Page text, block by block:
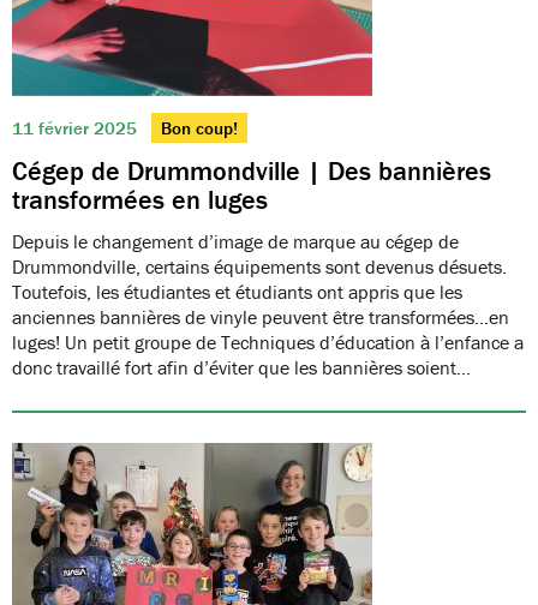
11 février 2025 Bon coup!
Cégep de Drummondville | Des bannières
transformées en luges
Depuis le changement d’image de marque au cégep de
Drummondville, certains équipements sont devenus désuets.
Toutefois, les étudiantes et étudiants ont appris que les
anciennes bannières de vinyle peuvent être transformées…en
luges! Un petit groupe de Techniques d’éducation à l’enfance a
donc travaillé fort afin d’éviter que les bannières soient…